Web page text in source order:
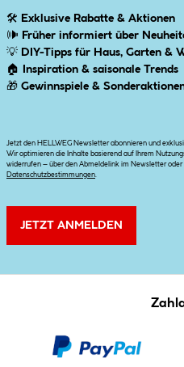
🛠 Exklusive Rabatte & Aktionen
🕪 Früher informiert über
💡 DIY-Tipps für Haus, Garten &
🏠
Inspiration & saisonale Trends
🎁 Gewinnspiele &
Jetzt den HELLWEG Newsletter abonnieren und
Wir optimieren die Inhalte basierend auf Ihrem
widerrufen – über den Abmeldelink im Newsletter
Datenschutzbestimmungen
JETZT ANMELDEN